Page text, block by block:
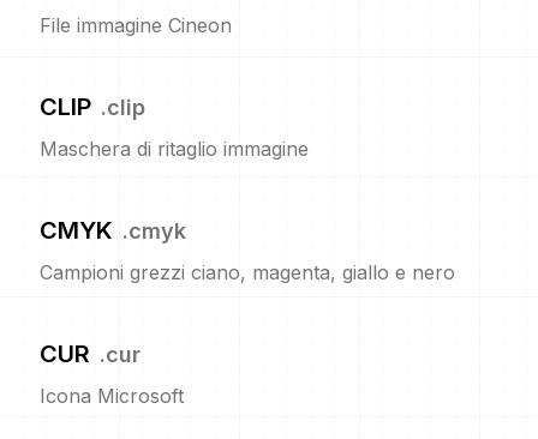
File immagine Cineon
CLIP .clip
Maschera di ritaglio immagine
CMYK .cmyk
Campioni grezzi ciano, magenta, giallo e nero
CUR .cur
Icona Microsoft